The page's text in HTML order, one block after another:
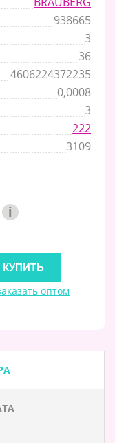
938665
3
36
4606224372235
0,0008
3
222
3109
i
оптом